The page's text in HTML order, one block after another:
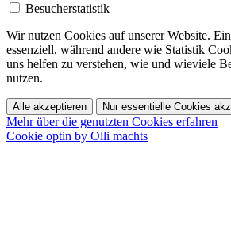
Besucherstatistik
Wir nutzen Cookies auf unserer Website.
essenziell, während andere wie Statistik
uns helfen zu verstehen, wie und wieviele
nutzen.
Alle akzeptieren Nur essentielle Cookies
Mehr über die genutzten Cookies erfahren
Cookie optin by Olli machts